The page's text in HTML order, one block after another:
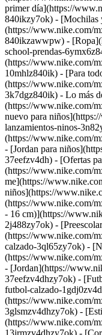
primer día](https://
840ikzy7ok) - [Mochilas
(https://www.nike.com/
840ikzawwpw) -
school-prendas-
(https://www.nike.com/
10mhlz840ik) - [Para
(https://www.nike.com/
3k7dgz840ik) - Lo más
(https://www.nike.com/
nuevo para
lanzamientos-ninos-
(https://www.nike.com/
- [Jordan para
37eefzv4dh) - [Ofertas
(https://www.nike.com/
me](https://
niños](https://
(https://www.nike.com/
- 16 cm)](https://
2j488zy7ok) -
(https://www.nike.com/
calzado-3ql65zy7ok) -
(https://www.nike.com/
- [Jordan](https://
37eefzv4dhzy7ok) -
futbol-calzado-
(https://www.nike.com/
3glsmzv4dhzy7ok) -
(https://www.nike.com/
13jrmzv4dhzy7ok) -